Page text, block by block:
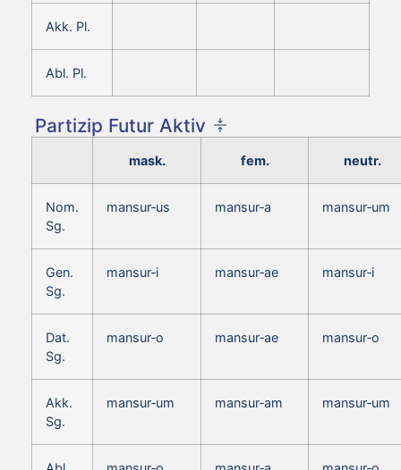
Akk. Pl.
Abl. Pl.
Partizip Futur Aktiv
mask. fem. neutr.
Nom.
Sg.
mansur‑us mansur‑a mansur‑um
Gen.
Sg.
mansur‑i mansur‑ae mansur‑i
Dat.
Sg.
mansur‑o mansur‑ae mansur‑o
Akk.
Sg.
mansur‑um mansur‑am mansur‑um